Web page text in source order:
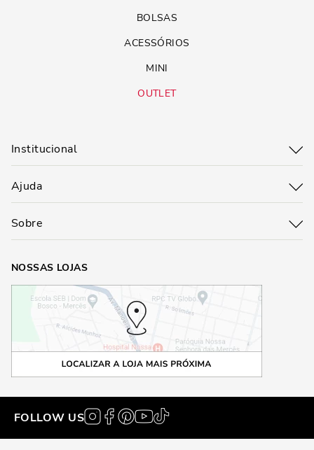
BOLSAS
ACESSÓRIOS
MINI
OUTLET
Institucional
Ajuda
Sobre
NOSSAS LOJAS
FOLLOW US